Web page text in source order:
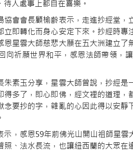
人處事上都自在喜樂。
協會會長顧榆齡表示，走進抄經堂，
立即轉化而身心安定下來。抄經時
恩星雲大師慈悲大願在五大洲建立
向祈願世界和平，感恩法師帶領，
朱素玉分享，星雲大師曾說，抄經
得多了，即心即佛，經文裡的道理
念要抄的字，雜亂的心因此得以安靜
示，感恩59年前佛光山開山祖師星
照、法水長流，也讓紐西蘭的大眾